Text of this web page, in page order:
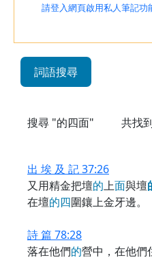
請登入網頁啟用私人筆記功
詞語搜尋
搜尋 "的四面" 共找
出 埃 及 記 37:26
又用精金把壇的上面與壇
在壇的四圍鑲上金牙邊。
詩 篇 78:28
落在他們的營中，在他們